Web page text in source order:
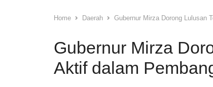
Home Daerah Gubernur Mirza Dorong Lulusan
Gubernur Mirza
Aktif dalam